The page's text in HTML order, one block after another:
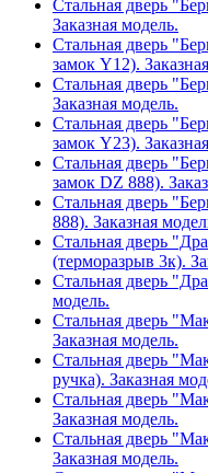
Стальная дверь
Заказная модель.
Стальная дверь
замок Y12).
Стальная дверь
Заказная модель.
Стальная дверь
замок Y23).
Стальная дверь
замок DZ 888).
Стальная дверь
888). Заказная
Стальная дверь
(терморазрыв 3к).
Стальная дверь
модель.
Стальная дверь
Заказная модель.
Стальная дверь
ручка). Заказная
Стальная дверь
Заказная модель.
Стальная дверь
Заказная модель.